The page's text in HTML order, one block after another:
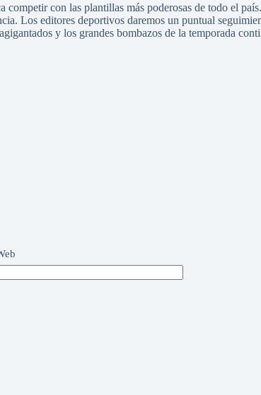
con las plantillas más poderosas de todo el
Los editores deportivos daremos un puntual
y los grandes bombazos de la temporada